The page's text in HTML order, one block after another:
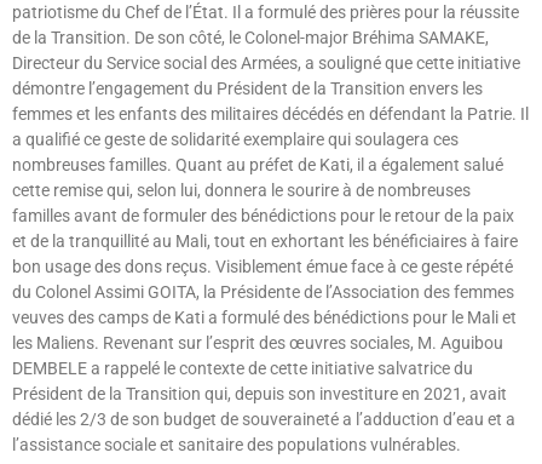
patriotisme du Chef de l’État. Il a formulé des prières pour la réussite
de la Transition. De son côté, le Colonel-major Bréhima SAMAKE,
Directeur du Service social des Armées, a souligné que cette initiative
démontre l’engagement du Président de la Transition envers les
femmes et les enfants des militaires décédés en défendant la Patrie. Il
a qualifié ce geste de solidarité exemplaire qui soulagera ces
nombreuses familles. Quant au préfet de Kati, il a également salué
cette remise qui, selon lui, donnera le sourire à de nombreuses
familles avant de formuler des bénédictions pour le retour de la paix
et de la tranquillité au Mali, tout en exhortant les bénéficiaires à faire
bon usage des dons reçus. Visiblement émue face à ce geste répété
du Colonel Assimi GOITA, la Présidente de l’Association des femmes
veuves des camps de Kati a formulé des bénédictions pour le Mali et
les Maliens. Revenant sur l’esprit des œuvres sociales, M. Aguibou
DEMBELE a rappelé le contexte de cette initiative salvatrice du
Président de la Transition qui, depuis son investiture en 2021, avait
dédié les 2/3 de son budget de souveraineté a l’adduction d’eau et a
l’assistance sociale et sanitaire des populations vulnérables.